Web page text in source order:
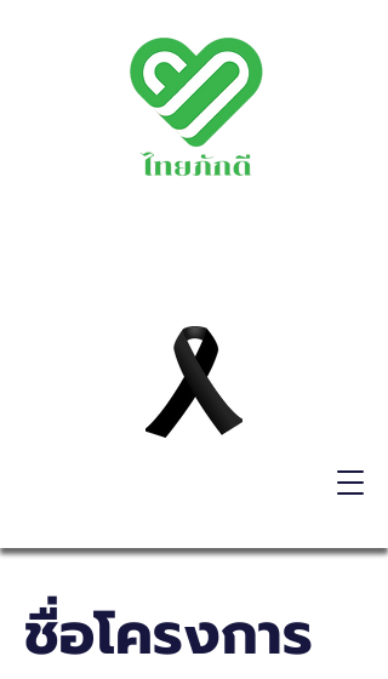
ชื่อโครงการ